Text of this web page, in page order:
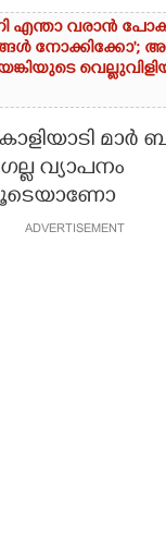
എന്താ വരാൻ
നോക്കിക്കോ';
വ്യാപനം
ADVERTISEMENT